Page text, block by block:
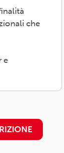
di
al
che
e